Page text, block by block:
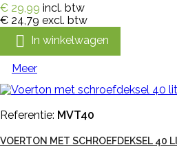
€ 29,99 incl. btw
€ 24,79 excl. btw
 In winkelwagen
Meer
Referentie: MVT40
VOERTON MET SCHROEFDEKSEL 40